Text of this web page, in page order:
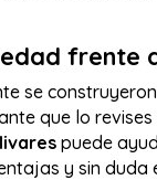
frente
se
que lo
puede
y sin duda